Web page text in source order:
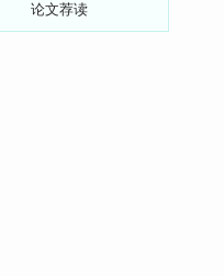
论文荐读